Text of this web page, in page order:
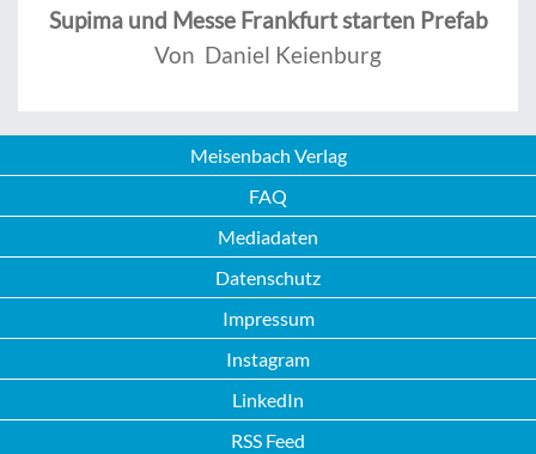
Supima und Messe Frankfurt starten Prefab
Von Daniel Keienburg
Meisenbach Verlag
FAQ
Mediadaten
Datenschutz
Impressum
Instagram
LinkedIn
RSS Feed